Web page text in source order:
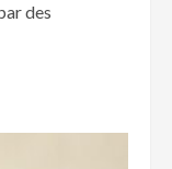
des